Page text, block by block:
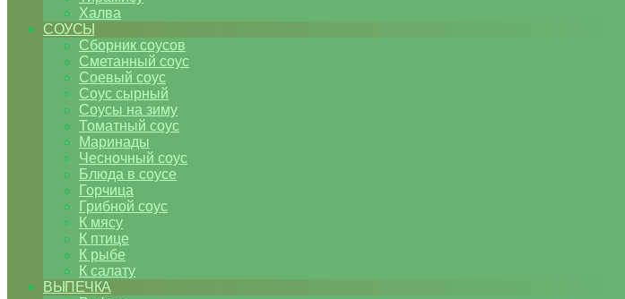
Халва
СОУСЫ
Сборник соусов
Сметанный соус
Соевый соус
Соус сырный
Соусы на зиму
Томатный соус
Маринады
Чесночный соус
Блюда в соусе
Горчица
Грибной соус
К мясу
К птице
К рыбе
К салату
ВЫПЕЧКА